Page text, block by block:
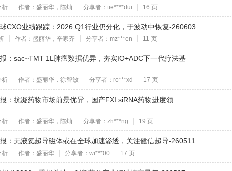
析 作者：盛丽华，陈灿 分享者：tie****dui 16 页
CXO业绩跟踪：2026 Q1行业仍分化，于波动中恢复-260603
作者：盛丽华，辛家齐 分享者：mz***en 11 页
：sac~TMT 1L肺癌数据优异，夯实IO+ADC下一代疗法基
析 作者：盛丽华，徐智敏 分享者：ro***xd 17 页
：抗凝药物市场前景优异，国产FXI siRNA药物进度领
析 作者：盛丽华，陈灿 分享者：zh***ng 19 页
：无液氦超导磁体或在全球加速渗透，关注健信超导-260511
析 作者：盛丽华 分享者：wi***00 17 页